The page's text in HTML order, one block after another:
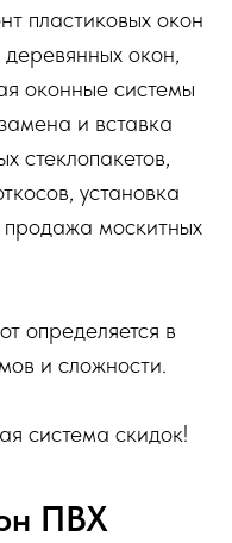
пластиковых окон
окон,
оконные системы
и вставка
стеклопакетов,
установка
продажа москитных
определяется в
и сложности.
система скидок!
ПВХ